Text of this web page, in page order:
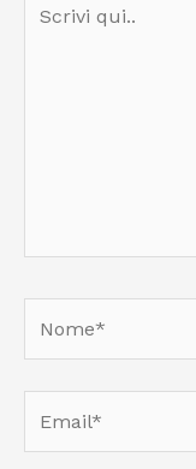
qui..